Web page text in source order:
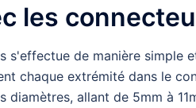
les
s'effectue de manière simple
chaque extrémité dans le
allant de 5mm à